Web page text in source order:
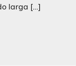
larga […]